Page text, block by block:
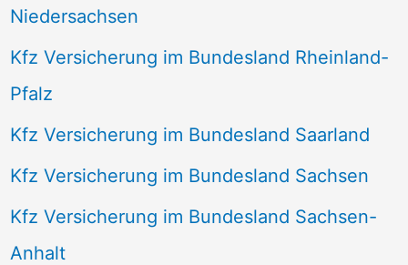
Niedersachsen
Kfz Versicherung im Bundesland Rheinland-
Pfalz
Kfz Versicherung im Bundesland Saarland
Kfz Versicherung im Bundesland Sachsen
Kfz Versicherung im Bundesland Sachsen-
Anhalt